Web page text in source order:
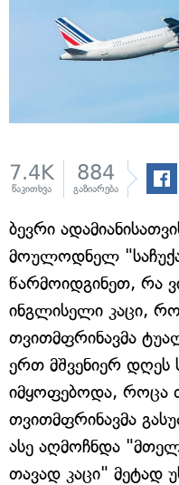
7.4K
წაკითხვა
884
გაზიარება
ბევრი
მოულოდნელ
წარმოიდგინეთ, რა
ინგლისელი კაცი,
თვითმფრინავმა
ერთ მშვენიერ დღეს
იმყოფებოდა, როცა
თვითმფრინავმა
ასე აღმოჩნდა
თავად კაცი" მეტად